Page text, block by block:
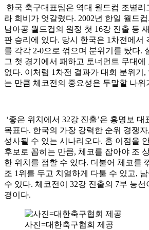
한국 축구대표팀은 역대 월드컵 조별리
라 희비가 엇갈렸다. 2002년 한일 월드
남아공 월드컵의 원정 첫 16강 진출 등
판 승리에 있다. 당시 한국은 1차전에서
를 각각 2-0으로 꺾으며 분위기를 탔다.
그 첫 경기에서 패하고 토너먼트 무대에
없다. 이처럼 1차전 결과가 대회 분위기
는 만큼 체코전의 중요성은 두말할 나위
‘좋은 위치에서 32강 진출’은 홍명보
목표다. 한국의 가장 강력한 순위 경쟁
성사될 수 있는 시나리오다. 홈 이점을
후보로 꼽히는 만큼, 체코를 잡아야 조
한 위치를 점할 수 있다. 더불어 체코를
조 1위를 두고 치열하게 다툴 수 있고,
수 있다. 체코전이 32강 진출의 7부 능선
경이다.
사진=대한축구협회 제공